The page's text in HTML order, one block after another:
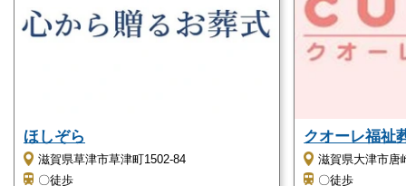
ゆったりとした葬儀にしたい方
館内。
ほしぞら
滋賀県草津市草津町1502-84
〇徒歩
クオーレ福祉
滋賀県大津市唐
〇徒歩